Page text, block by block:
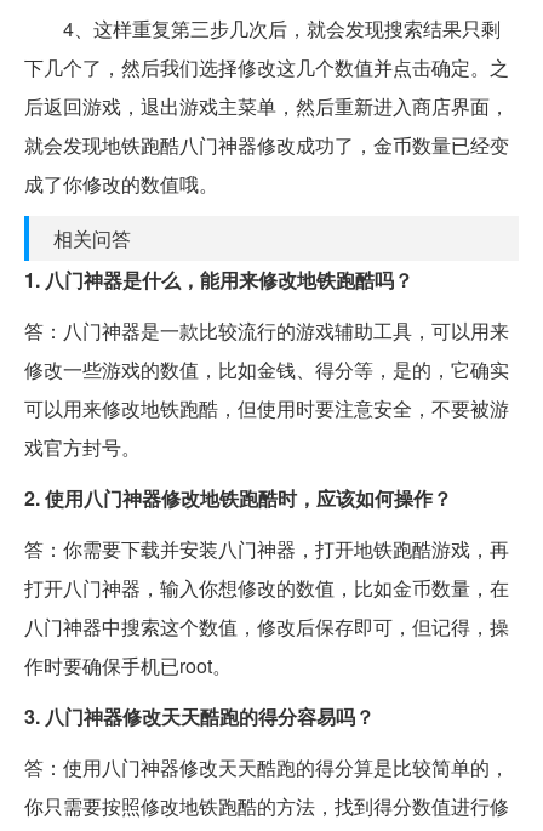
4、这样重复第三步几次后，就会发现搜索结果只剩
下几个了，然后我们选择修改这几个数值并点击确定。之
后返回游戏，退出游戏主菜单，然后重新进入商店界面，
就会发现地铁跑酷八门神器修改成功了，金币数量已经变
成了你修改的数值哦。
相关问答
1. 八门神器是什么，能用来修改地铁跑酷吗？
答：八门神器是一款比较流行的游戏辅助工具，可以用来
修改一些游戏的数值，比如金钱、得分等，是的，它确实
可以用来修改地铁跑酷，但使用时要注意安全，不要被游
戏官方封号。
2. 使用八门神器修改地铁跑酷时，应该如何操作？
答：你需要下载并安装八门神器，打开地铁跑酷游戏，再
打开八门神器，输入你想修改的数值，比如金币数量，在
八门神器中搜索这个数值，修改后保存即可，但记得，操
作时要确保手机已root。
3. 八门神器修改天天酷跑的得分容易吗？
答：使用八门神器修改天天酷跑的得分算是比较简单的，
你只需要按照修改地铁跑酷的方法，找到得分数值进行修